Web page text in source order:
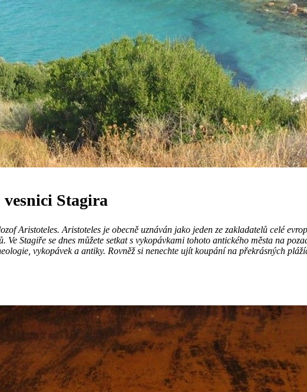
Stagira
Aristoteles. Aristoteles je obecně uznáván jako jeden ze zakladatelů celé
Stagiře se dnes můžete setkat s vykopávkami tohoto antického města na
vykopávek a antiky. Rovněž si nenechte ujít koupání na překrásných